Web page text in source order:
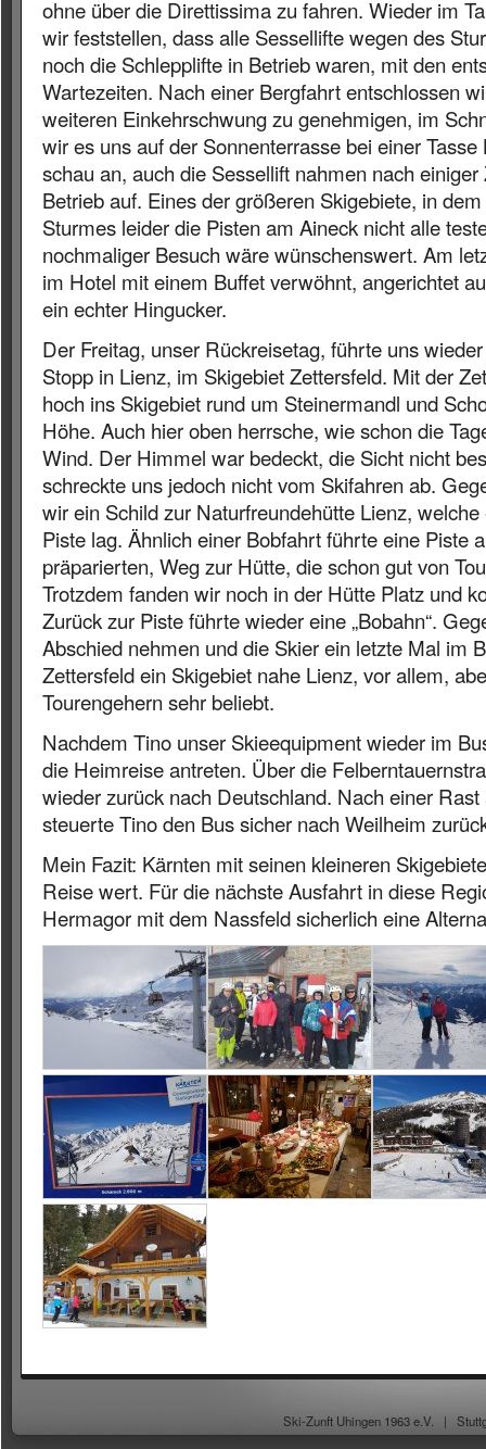
ohne über die Direttissima zu fahren. Wieder im
wir feststellen, dass alle Sessellifte wegen des
noch die Schlepplifte in Betrieb waren, mit den
Wartezeiten. Nach einer Bergfahrt entschlossen
weiteren Einkehrschwung zu genehmigen, im
wir es uns auf der Sonnenterrasse bei einer
schau an, auch die Sessellift nahmen nach
Betrieb auf. Eines der größeren Skigebiete, in
Sturmes leider die Pisten am Aineck nicht alle
nochmaliger Besuch wäre wünschenswert. Am
im Hotel mit einem Buffet verwöhnt, angerichtet
ein echter Hingucker.
Der Freitag, unser Rückreisetag, führte uns
Stopp in Lienz, im Skigebiet Zettersfeld. Mit der
hoch ins Skigebiet rund um Steinermandl und
Höhe. Auch hier oben herrsche, wie schon die
Wind. Der Himmel war bedeckt, die Sicht nicht
schreckte uns jedoch nicht vom Skifahren ab.
wir ein Schild zur Naturfreundehütte Lienz,
Piste lag. Ähnlich einer Bobfahrt führte eine Piste
präparierten, Weg zur Hütte, die schon gut von
Trotzdem fanden wir noch in der Hütte Platz und
Zurück zur Piste führte wieder eine „Bobahn“.
Abschied nehmen und die Skier ein letzte Mal im
Zettersfeld ein Skigebiet nahe Lienz, vor allem,
Tourengehern sehr beliebt.
Nachdem Tino unser Skieequipment wieder im
die Heimreise antreten. Über die
wieder zurück nach Deutschland. Nach einer
steuerte Tino den Bus sicher nach Weilheim
Mein Fazit: Kärnten mit seinen kleineren
Reise wert. Für die nächste Ausfahrt in diese
Hermagor mit dem Nassfeld sicherlich eine
Ski-Zunft Uhingen 1963 e.V. |